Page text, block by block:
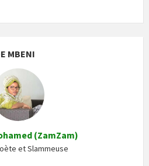
MBENI
(ZamZam)
et Slammeuse